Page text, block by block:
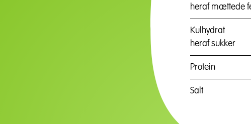
heraf mættede
Kulhydrat
heraf sukker
Protein
Salt